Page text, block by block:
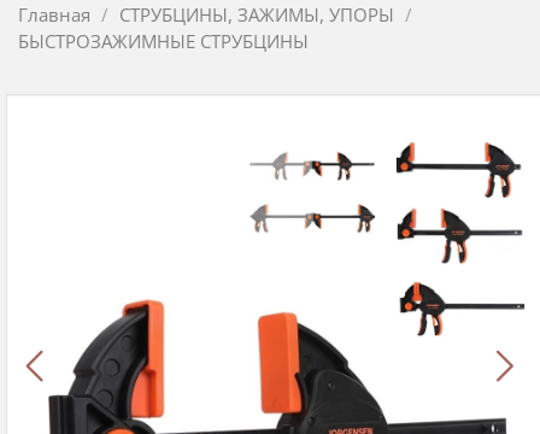
Главная
СТРУБЦИНЫ, ЗАЖИМЫ, УПОРЫ
БЫСТРОЗАЖИМНЫЕ СТРУБЦИНЫ